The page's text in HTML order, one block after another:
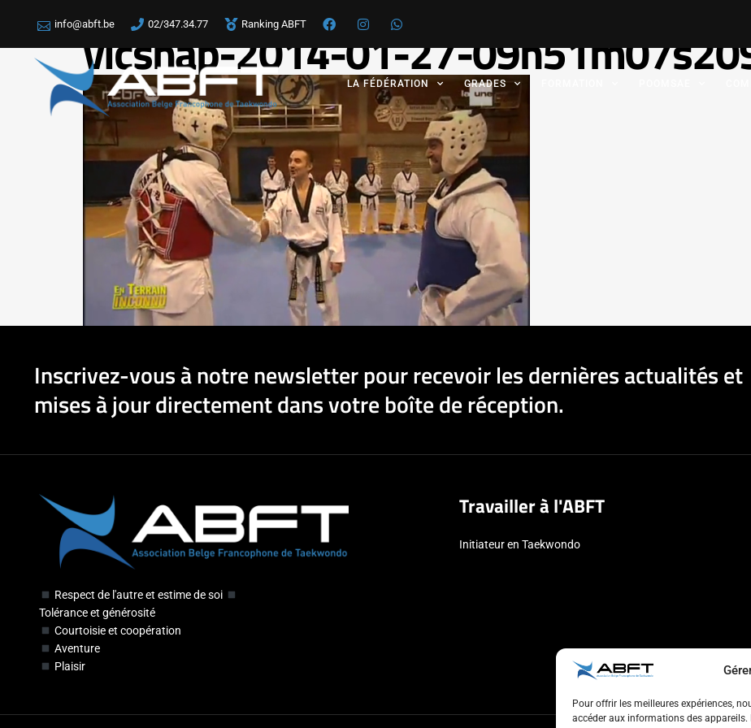
Pour offrir les meilleures expériences,
accéder aux informations des
info@abft.be 02/347.34.77 Ranking ABFT
LA FÉDÉRATION GRADES
vlcsnap-2014-01-27-
Inscrivez-vous à notre newsletter pour recevoir les dernières actualités et
mises à jour directement dans votre boîte de réception.
Respect de l'autre et estime de soi
Tolérance et générosité
Courtoisie et coopération
Aventure
Plaisir
Travailler à l'ABFT
Initiateur en Taekwondo